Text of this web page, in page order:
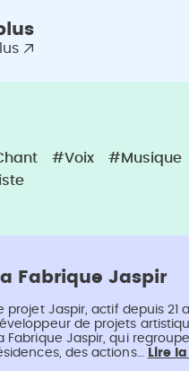
#Voix #Musique
Fabrique Jaspir
projet Jaspir, actif depuis 21
de projets
Fabrique Jaspir, qui
des actions…
Lire